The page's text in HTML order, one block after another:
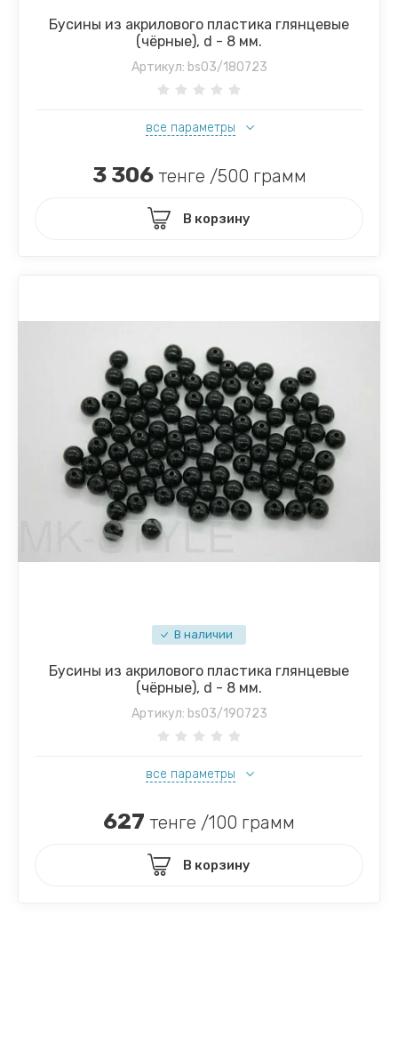
Бусины из акрилового пластика глянцевые
(чёрные), d - 8 мм.
Артикул: bs03/180723
все параметры
3 306тенге /500 грамм
В корзину
В наличии
Бусины из акрилового пластика глянцевые
(чёрные), d - 8 мм.
Артикул: bs03/190723
все параметры
627 тенге /100 грамм
В корзину